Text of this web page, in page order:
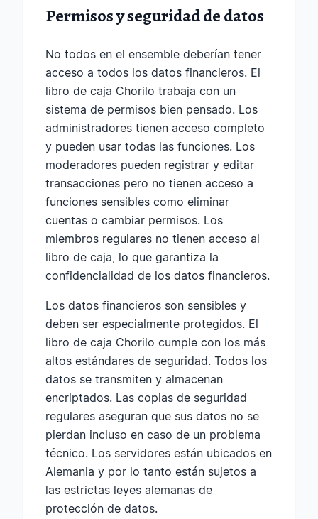
Permisos y seguridad de datos
No todos en el ensemble deberían tener
acceso a todos los datos financieros. El
libro de caja Chorilo trabaja con un
sistema de permisos bien pensado. Los
administradores tienen acceso completo
y pueden usar todas las funciones. Los
moderadores pueden registrar y editar
transacciones pero no tienen acceso a
funciones sensibles como eliminar
cuentas o cambiar permisos. Los
miembros regulares no tienen acceso al
libro de caja, lo que garantiza la
confidencialidad de los datos financieros.
Los datos financieros son sensibles y
deben ser especialmente protegidos. El
libro de caja Chorilo cumple con los más
altos estándares de seguridad. Todos los
datos se transmiten y almacenan
encriptados. Las copias de seguridad
regulares aseguran que sus datos no se
pierdan incluso en caso de un problema
técnico. Los servidores están ubicados en
Alemania y por lo tanto están sujetos a
las estrictas leyes alemanas de
protección de datos.